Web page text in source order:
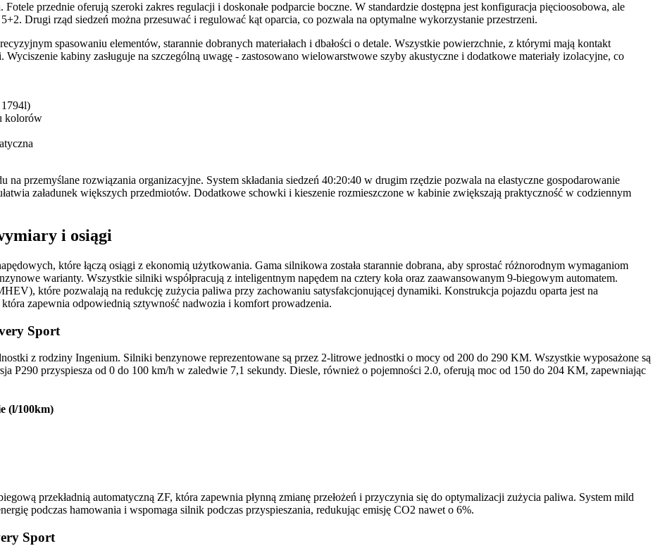
przednie oferują szeroki zakres regulacji i doskonałe podparcie boczne. W standardzie dostępna jest konfiguracja pięcioosobowa, ale
Drugi rząd siedzeń można przesuwać i regulować kąt oparcia, co pozwala na optymalne wykorzystanie przestrzeni.
spasowaniu elementów, starannie dobranych materiałach i dbałości o detale. Wszystkie powierzchnie, z którymi mają kontakt
kabiny zasługuje na szczególną uwagę - zastosowano wielowarstwowe szyby akustyczne i dodatkowe materiały izolacyjne, co
kolorów
na przemyślane rozwiązania organizacyjne. System składania siedzeń 40:20:40 w drugim rzędzie pozwala na elastyczne gospodarowanie
załadunek większych przedmiotów. Dodatkowe schowki i kieszenie rozmieszczone w kabinie zwiększają praktyczność w codziennym
i osiągi
które łączą osiągi z ekonomią użytkowania. Gama silnikowa została starannie dobrana, aby sprostać różnorodnym wymaganiom
warianty. Wszystkie silniki współpracują z inteligentnym napędem na cztery koła oraz zaawansowanym 9-biegowym automatem.
które pozwalają na redukcję zużycia paliwa przy zachowaniu satysfakcjonującej dynamiki. Konstrukcja pojazdu oparta jest na
zapewnia odpowiednią sztywność nadwozia i komfort prowadzenia.
Sport
z rodziny Ingenium. Silniki benzynowe reprezentowane są przez 2-litrowe jednostki o mocy od 200 do 290 KM. Wszystkie wyposażone są
P290 przyspiesza od 0 do 100 km/h w zaledwie 7,1 sekundy. Diesle, również o pojemności 2.0, oferują moc od 150 do 204 KM, zapewniając
(l/100km)
przekładnią automatyczną ZF, która zapewnia płynną zmianę przełożeń i przyczynia się do optymalizacji zużycia paliwa. System mild
podczas hamowania i wspomaga silnik podczas przyspieszania, redukując emisję CO2 nawet o 6%.
Sport